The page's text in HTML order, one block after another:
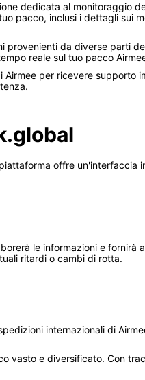
dedicata al monitoraggio
pacco, inclusi i dettagli sui
da diverse parti
reale sul tuo pacco
per ricevere supporto
offre un'interfaccia
le informazioni e fornirà
ritardi o cambi di rotta.
internazionali di
vasto e diversificato. Con